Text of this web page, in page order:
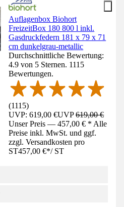
Auflagenbox Biohort
FreizeitBox 180 800 l inkl.
Gasdruckfedern 181 x 79 x 71
cm dunkelgrau-metallic
Durchschnittliche Bewertung:
4.9 von 5 Sternen. 1115
Bewertungen.
(1115)
UVP: 619,00 €UVP619,00 €
Unser Preis — 457,00 € * Alle
Preise inkl. MwSt. und ggf.
zzgl. Versandkosten pro
ST457,00 €*/ ST